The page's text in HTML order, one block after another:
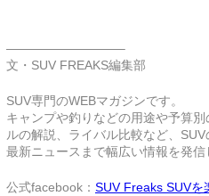
—————————–
文・SUV FREAKS編集部
SUV専門のWEBマガジンです。
キャンプや釣りなどの用途や予算
ルの解説、ライバル比較など、
最新ニュースまで幅広い情報を発信
公式facebook： SUV Freaks SUVを